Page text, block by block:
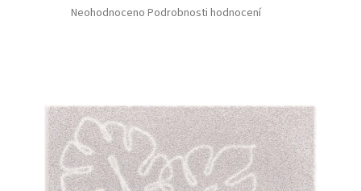
Průměrné
hodnocení
Neohodnoceno Podrobnosti hodnocení